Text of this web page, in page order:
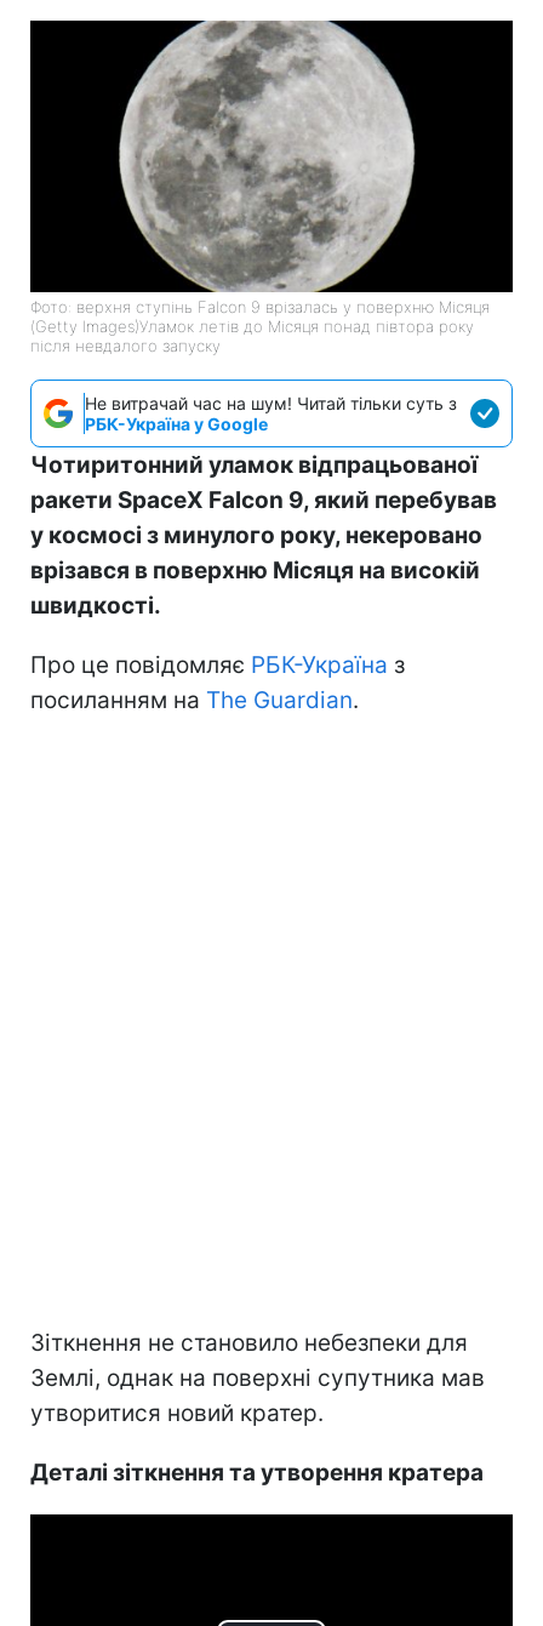
Фото: верхня ступінь Falcon 9 врізалась у поверхню Місяця
(Getty Images)Уламок летів до Місяця понад півтора року
після невдалого запуску
Не витрачай час на шум! Читай тільки суть з
РБК-Україна у Google
Чотиритонний уламок відпрацьованої
ракети SpaceX Falcon 9, який перебував
у космосі з минулого року, некеровано
врізався в поверхню Місяця на високій
швидкості.
Про це повідомляє РБК-Україна з
посиланням на The Guardian.
Зіткнення не становило небезпеки для
Землі, однак на поверхні супутника мав
утворитися новий кратер.
Деталі зіткнення та утворення кратера